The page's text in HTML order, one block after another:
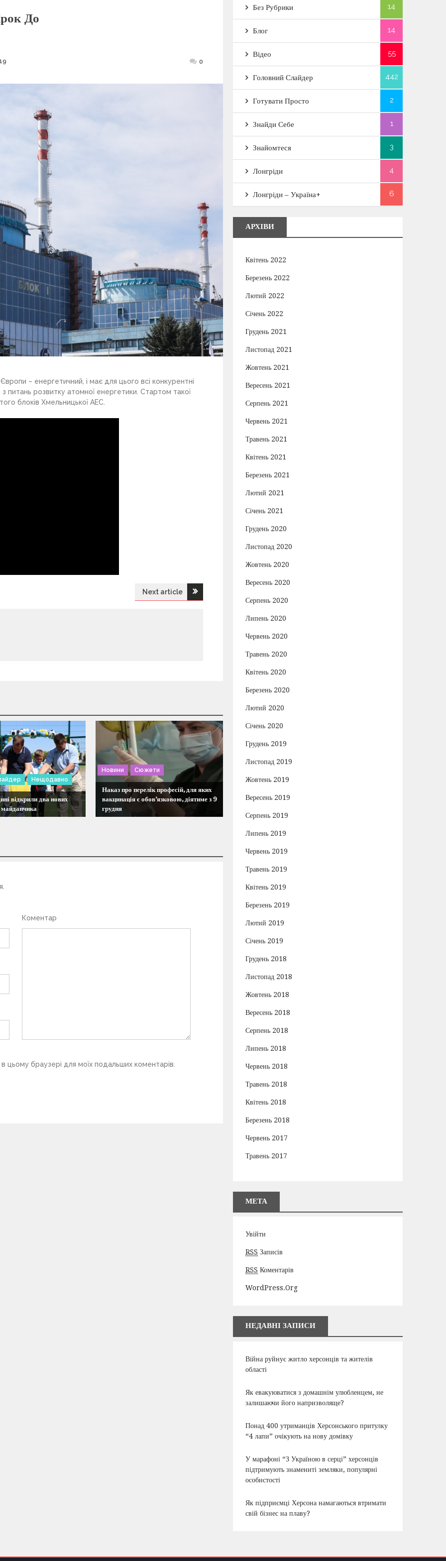
До
0
– енергетичний, і має для цього всі конкурентні
питань розвитку атомної енергетики. Стартом такої
блоків Хмельницької АЕС.
Next article
Нещодавно
відкрили два нових
Новини Сюжети
Наказ про перелік професій, для яких
вакцинація є обов’язковою, діятиме з 9
грудня
Коментар
цьому браузері для моїх подальших коментарів.
Без Рубрики 14
Блог 14
Відео 55
Головний Слайдер 442
Готувати Просто 2
Знайди Себе 1
Знайомтеся 3
Лонгріди 4
Лонгріди – Україна+ 6
АРХІВИ
Квітень 2022
Березень 2022
Лютий 2022
Січень 2022
Грудень 2021
Листопад 2021
Жовтень 2021
Вересень 2021
Серпень 2021
Червень 2021
Травень 2021
Квітень 2021
Березень 2021
Лютий 2021
Січень 2021
Грудень 2020
Листопад 2020
Жовтень 2020
Вересень 2020
Серпень 2020
Липень 2020
Червень 2020
Травень 2020
Квітень 2020
Березень 2020
Лютий 2020
Січень 2020
Грудень 2019
Листопад 2019
Жовтень 2019
Вересень 2019
Серпень 2019
Липень 2019
Червень 2019
Травень 2019
Квітень 2019
Березень 2019
Лютий 2019
Січень 2019
Грудень 2018
Листопад 2018
Жовтень 2018
Вересень 2018
Серпень 2018
Липень 2018
Червень 2018
Травень 2018
Квітень 2018
Березень 2018
Червень 2017
Травень 2017
МЕТА
Увійти
RSS Записів
RSS Коментарів
WordPress.org
НЕДАВНІ ЗАПИСИ
Війна руйнує житло херсонців та жителів
області
Як евакуюватися з домашнім улюбленцем, не
залишаючи його напризволяще?
Понад 400 утриманців Херсонського притулку
“4 лапи” очікують на нову домівку
У марафоні “З Україною в серці” херсонців
підтримують знамениті земляки, популярні
особистості
Як підприємці Херсона намагаються втримати
свій бізнес на плаву?